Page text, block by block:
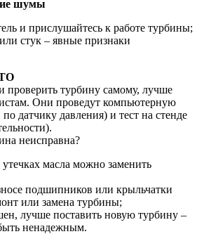
шумы
и прислушайтесь к работе турбины;
стук – явные признаки
проверить турбину самому, лучше
Они проведут компьютерную
датчику давления) и тест на стенде
неисправна?
масла можно заменить
подшипников или крыльчатки
или замена турбины;
лучше поставить новую турбину –
ненадежным.